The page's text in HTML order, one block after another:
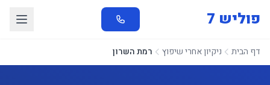
פוליש 7
דף הבית ניקיון אחרי שיפוץ רמת השרון